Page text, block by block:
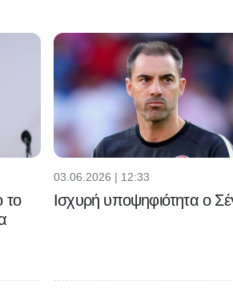
το
03.06.2026 | 12:33
Ισχυρή υποψηφιότητα ο